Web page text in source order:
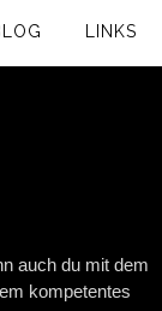
LINKS
auch du mit dem
kompetentes